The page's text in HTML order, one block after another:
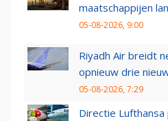
maatschappijen
05-08-2026, 9:00
Riyadh Air breidt
opnieuw drie
05-08-2026, 7:29
Directie